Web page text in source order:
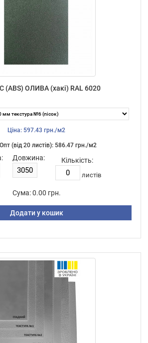
(ABS) ОЛИВА (хакі) RAL 6020
Ціна: 597.43 грн./м2
Опт (від 20 листiв): 586.47 грн./м2
Довжина: Кількість:
листiв
Сума: 0.00 грн.
Додати у кошик